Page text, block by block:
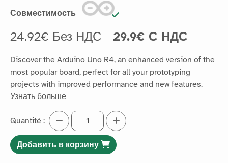
Совместимость
24.92€ Без НДС 29.9€ С НДС
Discover the Arduino Uno R4, an enhanced version of the
most popular board, perfect for all your prototyping
projects with improved performance and new features.
Узнать больше
Quantité :
Добавить в корзину